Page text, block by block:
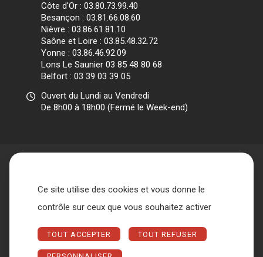
Côte d'Or : 03.80.73.99.40
Besançon : 03.81.66.08.60
Nièvre : 03.86.61.81.10
Saône et Loire : 03.85.48.32.72
Yonne : 03.86.46.92.09
Lons Le Saunier 03 85 48 80 68
Belfort : 03 39 03 39 05
Ouvert du Lundi au Vendredi
De 8h00 à 18h00 (Fermé le Week-end)
Accueil
L’association
Qui sommes nous ?
Les différents acteurs
Conseil d’administration et Bureau
Métiers
Espace entreprise
Ce site utilise des cookies et vous donne le
contrôle sur ceux que vous souhaitez activer
TOUT ACCEPTER TOUT REFUSER